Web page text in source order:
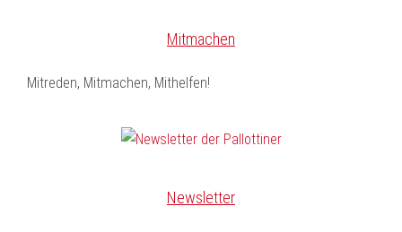
Mitmachen
Mitreden, Mitmachen, Mithelfen!
Newsletter